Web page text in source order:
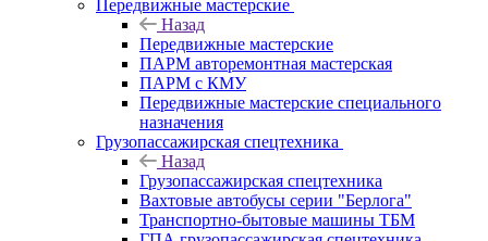
Передвижные мастерские
Назад
Передвижные мастерские
ПАРМ авторемонтная мастерская
ПАРМ с КМУ
Передвижные мастерские специального
назначения
Грузопассажирская спецтехника
Назад
Грузопассажирская спецтехника
Вахтовые автобусы серии "Берлога"
Транспортно-бытовые машины ТБМ